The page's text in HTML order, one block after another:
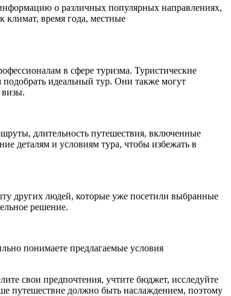
о различных популярных направлениях,
климат, время года, местные
в сфере туризма. Туристические
идеальный тур. Они также могут
визы.
длительность путешествия, включенные
деталям и условиям тура, чтобы избежать в
других людей, которые уже посетили выбранные
решение.
понимаете предлагаемые условия
свои предпочтения, учтите бюджет, исследуйте
путешествие должно быть наслаждением, поэтому